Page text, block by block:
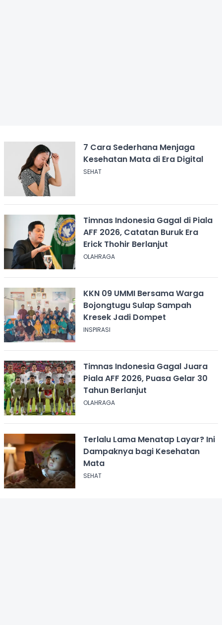
7 Cara Sederhana Menjaga
Kesehatan Mata di Era Digital
SEHAT
Timnas Indonesia Gagal di Piala
AFF 2026, Catatan Buruk Era
Erick Thohir Berlanjut
OLAHRAGA
KKN 09 UMMI Bersama Warga
Bojongtugu Sulap Sampah
Kresek Jadi Dompet
INSPIRASI
Timnas Indonesia Gagal Juara
Piala AFF 2026, Puasa Gelar 30
Tahun Berlanjut
OLAHRAGA
Terlalu Lama Menatap Layar? Ini
Dampaknya bagi Kesehatan
Mata
SEHAT